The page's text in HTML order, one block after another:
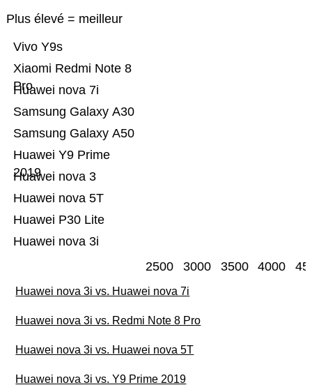
Plus élevé = meilleur
Huawei nova 3i
Huawei P30 Lite
Huawei nova 5T
Huawei nova 3
Huawei Y9 Prime
2019
Samsung Galaxy A50
Samsung Galaxy A30
Huawei nova 7i
Xiaomi Redmi Note 8
Pro
Vivo Y9s
2500 3000 3500 4000
Huawei nova 3i vs. Huawei nova 7i
Huawei nova 3i vs. Redmi Note 8 Pro
Huawei nova 3i vs. Huawei nova 5T
Huawei nova 3i vs. Y9 Prime 2019